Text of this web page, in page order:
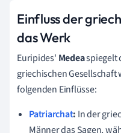
Einfluss der
das Werk
Euripides' Medeaspiegelt
griechischen Gesellschaft
folgenden Einflüsse:
Patriarchat: In der
Männer das Sagen,